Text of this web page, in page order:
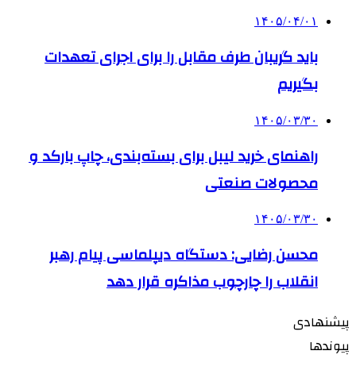
۱۴۰۵/۰۴/۰۱
باید گریبان طرف مقابل را برای اجرای تعهدات
بگیریم
۱۴۰۵/۰۳/۳۰
راهنمای خرید لیبل برای بسته‌بندی، چاپ بارکد و
محصولات صنعتی
۱۴۰۵/۰۳/۳۰
محسن رضایی: دستگاه دیپلماسی پیام رهبر
انقلاب را چارچوب مذاکره قرار دهد
پیشنهادی
پیوندها